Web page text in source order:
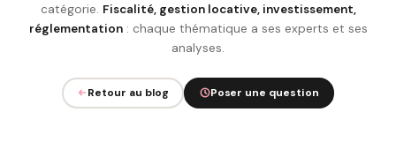
catégorie. Fiscalité, gestion locative, investissement,
réglementation: chaque thématique a ses experts et ses
analyses.
Retour au blog Poser une question